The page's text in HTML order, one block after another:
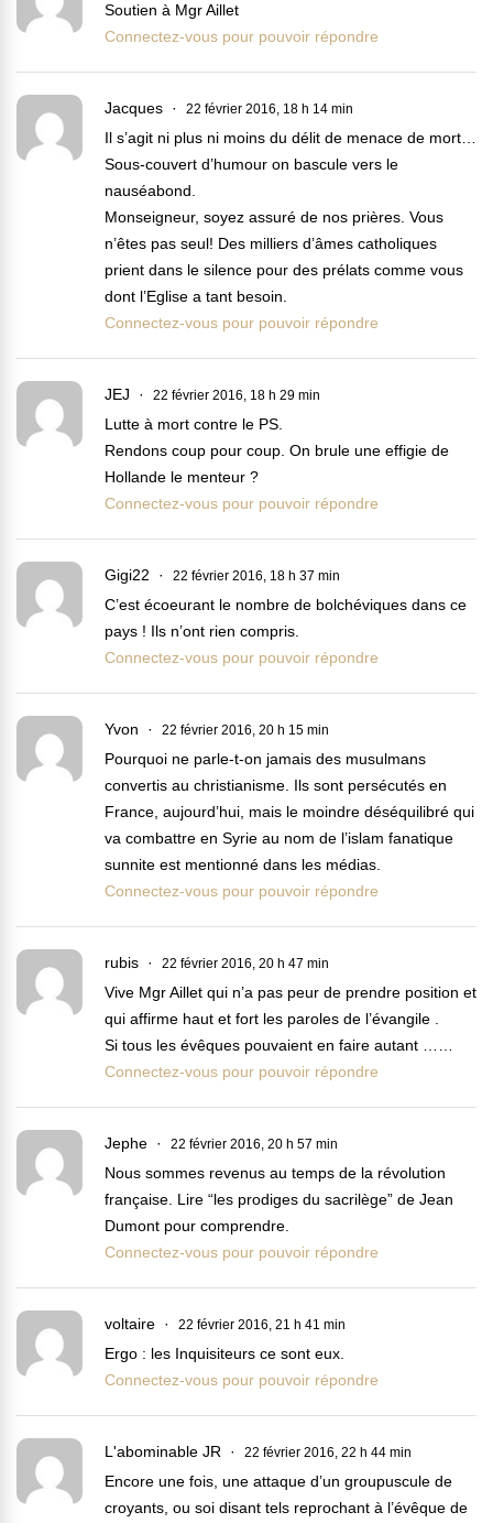
Soutien à Mgr Aillet
Connectez-vous pour pouvoir répondre
Jacques 22 février 2016, 18 h 14 min
Il s’agit ni plus ni moins du délit de menace de mort…
Sous-couvert d’humour on bascule vers le
nauséabond.
Monseigneur, soyez assuré de nos prières. Vous
n’êtes pas seul! Des milliers d’âmes catholiques
prient dans le silence pour des prélats comme vous
dont l’Eglise a tant besoin.
Connectez-vous pour pouvoir répondre
JEJ 22 février 2016, 18 h 29 min
Lutte à mort contre le PS.
Rendons coup pour coup. On brule une effigie de
Hollande le menteur ?
Connectez-vous pour pouvoir répondre
Gigi22 22 février 2016, 18 h 37 min
C’est écoeurant le nombre de bolchéviques dans ce
pays ! Ils n’ont rien compris.
Connectez-vous pour pouvoir répondre
Yvon 22 février 2016, 20 h 15 min
Pourquoi ne parle-t-on jamais des musulmans
convertis au christianisme. Ils sont persécutés en
France, aujourd’hui, mais le moindre déséquilibré qui
va combattre en Syrie au nom de l’islam fanatique
sunnite est mentionné dans les médias.
Connectez-vous pour pouvoir répondre
rubis 22 février 2016, 20 h 47 min
Vive Mgr Aillet qui n’a pas peur de prendre position et
qui affirme haut et fort les paroles de l’évangile .
Si tous les évêques pouvaient en faire autant ……
Connectez-vous pour pouvoir répondre
Jephe 22 février 2016, 20 h 57 min
Nous sommes revenus au temps de la révolution
française. Lire “les prodiges du sacrilège” de Jean
Dumont pour comprendre.
Connectez-vous pour pouvoir répondre
voltaire 22 février 2016, 21 h 41 min
Ergo : les Inquisiteurs ce sont eux.
Connectez-vous pour pouvoir répondre
L'abominable JR 22 février 2016, 22 h 44 min
Encore une fois, une attaque d’un groupuscule de
croyants, ou soi disant tels reprochant à l’évêque de